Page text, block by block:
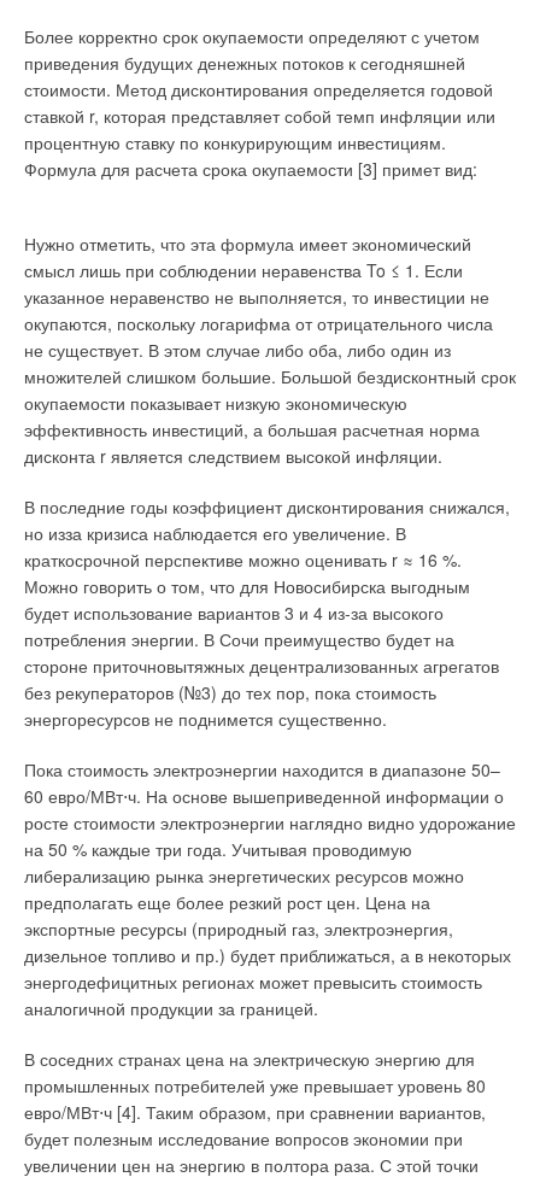
Более корректно срок окупаемости определяют с учетом
приведения будущих денежных потоков к сегодняшней
стоимости. Метод дисконтирования определяется годовой
ставкой r, которая представляет собой темп инфляции или
процентную ставку по конкурирующим инвестициям.
Формула для расчета срока окупаемости [3] примет вид:
Нужно отметить, что эта формула имеет экономический
смысл лишь при соблюдении неравенства To ≤ 1. Если
указанное неравенство не выполняется, то инвестиции не
окупаются, поскольку логарифма от отрицательного числа
не существует. В этом случае либо оба, либо один из
множителей слишком большие. Большой бездисконтный срок
окупаемости показывает низкую экономическую
эффективность инвестиций, а большая расчетная норма
дисконта r является следствием высокой инфляции.
В последние годы коэффициент дисконтирования снижался,
но изза кризиса наблюдается его увеличение. В
краткосрочной перспективе можно оценивать r ≈ 16 %.
Можно говорить о том, что для Новосибирска выгодным
будет использование вариантов 3 и 4 из-за высокого
потребления энергии. В Сочи преимущество будет на
стороне приточновытяжных децентрализованных агрегатов
без рекуператоров (№3) до тех пор, пока стоимость
энергоресурсов не поднимется существенно.
Пока стоимость электроэнергии находится в диапазоне 50–
60 евро/МВт⋅ч. На основе вышеприведенной информации о
росте стоимости электроэнергии наглядно видно удорожание
на 50 % каждые три года. Учитывая проводимую
либерализацию рынка энергетических ресурсов можно
предполагать еще более резкий рост цен. Цена на
экспортные ресурсы (природный газ, электроэнергия,
дизельное топливо и пр.) будет приближаться, а в некоторых
энергодефицитных регионах может превысить стоимость
аналогичной продукции за границей.
В соседних странах цена на электрическую энергию для
промышленных потребителей уже превышает уровень 80
евро/МВт⋅ч [4]. Таким образом, при сравнении вариантов,
будет полезным исследование вопросов экономии при
увеличении цен на энергию в полтора раза. С этой точки